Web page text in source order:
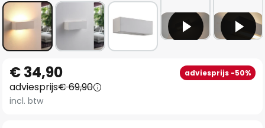
naar
het
begin
€ 34,90 adviesprijs -50%
adviesprijs€ 69,90
incl. btw